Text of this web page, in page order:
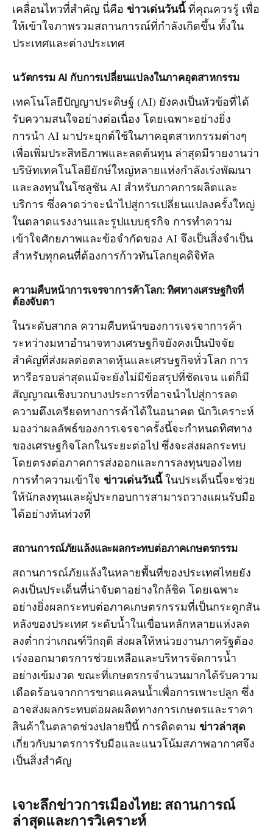
เคลื่อนไหวที่สำคัญ นี่คือ ข่าวเด่นวันนี้ที่คุณควรรู้ เพื่อ
ให้เข้าใจภาพรวมสถานการณ์ที่กำลังเกิดขึ้น ทั้งใน
ประเทศและต่างประเทศ
นวัตกรรม AI กับการเปลี่ยนแปลงในภาคอุตสาหกรรม
เทคโนโลยีปัญญาประดิษฐ์ (AI) ยังคงเป็นหัวข้อที่ได้
รับความสนใจอย่างต่อเนื่อง โดยเฉพาะอย่างยิ่ง
การนำ AI มาประยุกต์ใช้ในภาคอุตสาหกรรมต่างๆ
เพื่อเพิ่มประสิทธิภาพและลดต้นทุน ล่าสุดมีรายงานว่า
บริษัทเทคโนโลยียักษ์ใหญ่หลายแห่งกำลังเร่งพัฒนา
และลงทุนในโซลูชัน AI สำหรับภาคการผลิตและ
บริการ ซึ่งคาดว่าจะนำไปสู่การเปลี่ยนแปลงครั้งใหญ่
ในตลาดแรงงานและรูปแบบธุรกิจ การทำความ
เข้าใจศักยภาพและข้อจำกัดของ AI จึงเป็นสิ่งจำเป็น
สำหรับทุกคนที่ต้องการก้าวทันโลกยุคดิจิทัล
ความคืบหน้าการเจรจาการค้าโลก: ทิศทางเศรษฐกิจที่
ต้องจับตา
ในระดับสากล ความคืบหน้าของการเจรจาการค้า
ระหว่างมหาอำนาจทางเศรษฐกิจยังคงเป็นปัจจัย
สำคัญที่ส่งผลต่อตลาดหุ้นและเศรษฐกิจทั่วโลก การ
หารือรอบล่าสุดแม้จะยังไม่มีข้อสรุปที่ชัดเจน แต่ก็มี
สัญญาณเชิงบวกบางประการที่อาจนำไปสู่การลด
ความตึงเครียดทางการค้าได้ในอนาคต นักวิเคราะห์
มองว่าผลลัพธ์ของการเจรจาครั้งนี้จะกำหนดทิศทาง
ของเศรษฐกิจโลกในระยะต่อไป ซึ่งจะส่งผลกระทบ
โดยตรงต่อภาคการส่งออกและการลงทุนของไทย
การทำความเข้าใจ ข่าวเด่นวันนี้ในประเด็นนี้จะช่วย
ให้นักลงทุนและผู้ประกอบการสามารถวางแผนรับมือ
ได้อย่างทันท่วงที
สถานการณ์ภัยแล้งและผลกระทบต่อภาคเกษตรกรรม
สถานการณ์ภัยแล้งในหลายพื้นที่ของประเทศไทยยัง
คงเป็นประเด็นที่น่าจับตาอย่างใกล้ชิด โดยเฉพาะ
อย่างยิ่งผลกระทบต่อภาคเกษตรกรรมที่เป็นกระดูกสัน
หลังของประเทศ ระดับน้ำในเขื่อนหลักหลายแห่งลด
ลงต่ำกว่าเกณฑ์วิกฤติ ส่งผลให้หน่วยงานภาครัฐต้อง
เร่งออกมาตรการช่วยเหลือและบริหารจัดการน้ำ
อย่างเข้มงวด ขณะที่เกษตรกรจำนวนมากได้รับความ
เดือดร้อนจากการขาดแคลนน้ำเพื่อการเพาะปลูก ซึ่ง
อาจส่งผลกระทบต่อผลผลิตทางการเกษตรและราคา
สินค้าในตลาดช่วงปลายปีนี้ การติดตาม ข่าวล่าสุด
เกี่ยวกับมาตรการรับมือและแนวโน้มสภาพอากาศจึง
เป็นสิ่งสำคัญ
เจาะลึกข่าวการเมืองไทย: สถานการณ์
ล่าสุดและการวิเคราะห์